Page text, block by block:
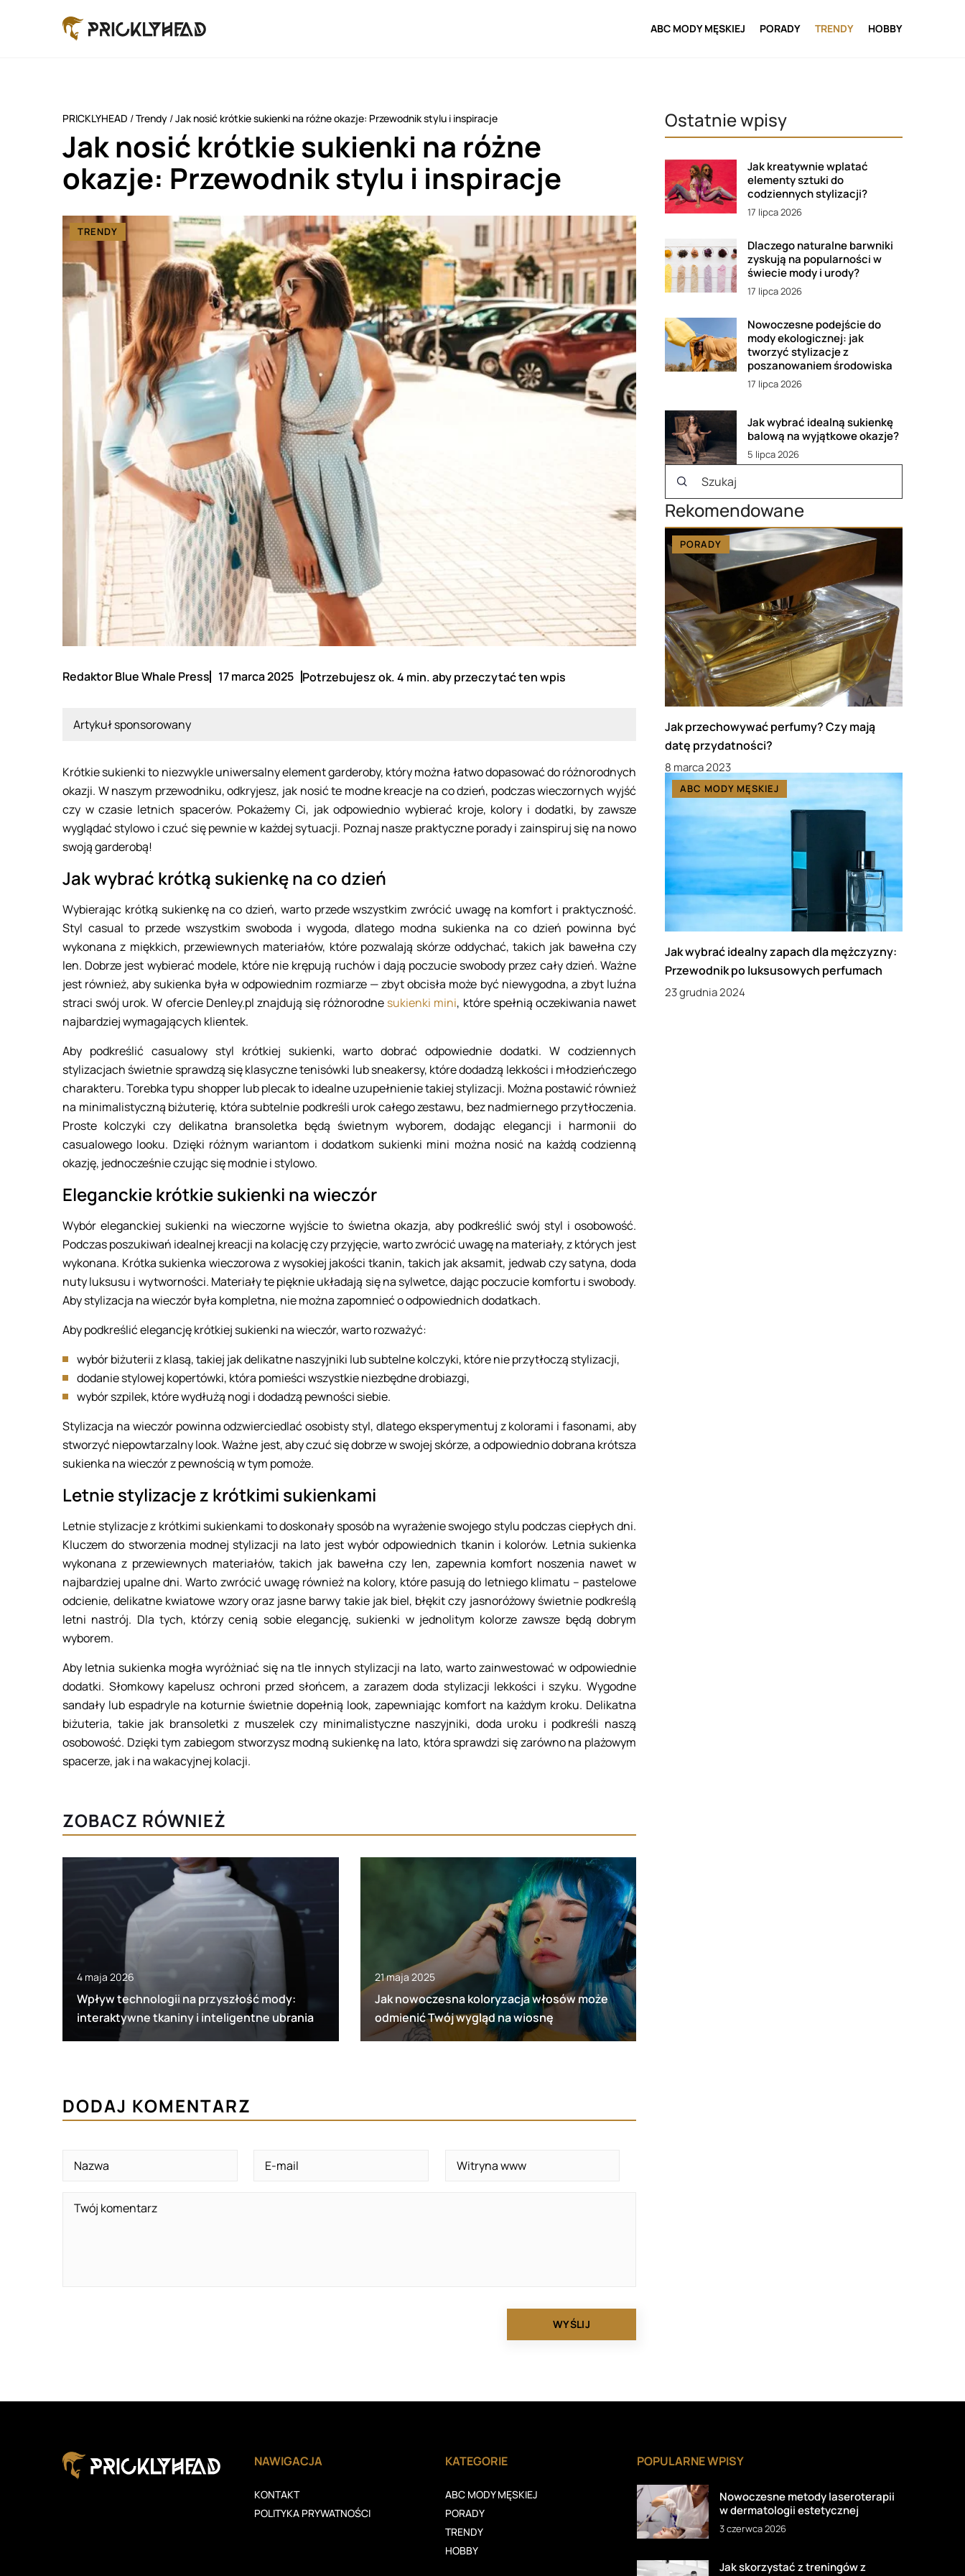
ABC MODY MĘSKIEJ PORADY TRENDY HOBBY
PRICKLYHEAD /Trendy /Jak nosić krótkie sukienki na różne okazje: Przewodnik stylu i inspiracje
Jak nosić krótkie sukienki na różne
okazje: Przewodnik stylu i inspiracje
TRENDY
Redaktor Blue Whale Press 17 marca 2025 Potrzebujesz ok. 4 min. aby przeczytać ten wpis
Artykuł sponsorowany
Krótkie sukienki to niezwykle uniwersalny element garderoby, który można łatwo dopasować do różnorodnych
okazji. W naszym przewodniku, odkryjesz, jak nosić te modne kreacje na co dzień, podczas wieczornych wyjść
czy w czasie letnich spacerów. Pokażemy Ci, jak odpowiednio wybierać kroje, kolory i dodatki, by zawsze
wyglądać stylowo i czuć się pewnie w każdej sytuacji. Poznaj nasze praktyczne porady i zainspiruj się na nowo
swoją garderobą!
Jak wybrać krótką sukienkę na co dzień
Wybierając krótką sukienkę na co dzień, warto przede wszystkim zwrócić uwagę na komfort i praktyczność.
Styl casual to przede wszystkim swoboda i wygoda, dlatego modna sukienka na co dzień powinna być
wykonana z miękkich, przewiewnych materiałów, które pozwalają skórze oddychać, takich jak bawełna czy
len. Dobrze jest wybierać modele, które nie krępują ruchów i dają poczucie swobody przez cały dzień. Ważne
jest również, aby sukienka była w odpowiednim rozmiarze — zbyt obcisła może być niewygodna, a zbyt luźna
straci swój urok. W ofercie Denley.pl znajdują się różnorodne sukienki mini, które spełnią oczekiwania nawet
najbardziej wymagających klientek.
Aby podkreślić casualowy styl krótkiej sukienki, warto dobrać odpowiednie dodatki. W codziennych
stylizacjach świetnie sprawdzą się klasyczne tenisówki lub sneakersy, które dodadzą lekkości i młodzieńczego
charakteru. Torebka typu shopper lub plecak to idealne uzupełnienie takiej stylizacji. Można postawić również
na minimalistyczną biżuterię, która subtelnie podkreśli urok całego zestawu, bez nadmiernego przytłoczenia.
Proste kolczyki czy delikatna bransoletka będą świetnym wyborem, dodając elegancji i harmonii do
casualowego looku. Dzięki różnym wariantom i dodatkom sukienki mini można nosić na każdą codzienną
okazję, jednocześnie czując się modnie i stylowo.
Eleganckie krótkie sukienki na wieczór
Wybór eleganckiej sukienki na wieczorne wyjście to świetna okazja, aby podkreślić swój styl i osobowość.
Podczas poszukiwań idealnej kreacji na kolację czy przyjęcie, warto zwrócić uwagę na materiały, z których jest
wykonana. Krótka sukienka wieczorowa z wysokiej jakości tkanin, takich jak aksamit, jedwab czy satyna, doda
nuty luksusu i wytworności. Materiały te pięknie układają się na sylwetce, dając poczucie komfortu i swobody.
Aby stylizacja na wieczór była kompletna, nie można zapomnieć o odpowiednich dodatkach.
Aby podkreślić elegancję krótkiej sukienki na wieczór, warto rozważyć:
wybór biżuterii z klasą, takiej jak delikatne naszyjniki lub subtelne kolczyki, które nie przytłoczą stylizacji,
dodanie stylowej kopertówki, która pomieści wszystkie niezbędne drobiazgi,
wybór szpilek, które wydłużą nogi i dodadzą pewności siebie.
Stylizacja na wieczór powinna odzwierciedlać osobisty styl, dlatego eksperymentuj z kolorami i fasonami, aby
stworzyć niepowtarzalny look. Ważne jest, aby czuć się dobrze w swojej skórze, a odpowiednio dobrana krótsza
sukienka na wieczór z pewnością w tym pomoże.
Letnie stylizacje z krótkimi sukienkami
Letnie stylizacje z krótkimi sukienkami to doskonały sposób na wyrażenie swojego stylu podczas ciepłych dni.
Kluczem do stworzenia modnej stylizacji na lato jest wybór odpowiednich tkanin i kolorów. Letnia sukienka
wykonana z przewiewnych materiałów, takich jak bawełna czy len, zapewnia komfort noszenia nawet w
najbardziej upalne dni. Warto zwrócić uwagę również na kolory, które pasują do letniego klimatu – pastelowe
odcienie, delikatne kwiatowe wzory oraz jasne barwy takie jak biel, błękit czy jasnoróżowy świetnie podkreślą
letni nastrój. Dla tych, którzy cenią sobie elegancję, sukienki w jednolitym kolorze zawsze będą dobrym
wyborem.
Aby letnia sukienka mogła wyróżniać się na tle innych stylizacji na lato, warto zainwestować w odpowiednie
dodatki. Słomkowy kapelusz ochroni przed słońcem, a zarazem doda stylizacji lekkości i szyku. Wygodne
sandały lub espadryle na koturnie świetnie dopełnią look, zapewniając komfort na każdym kroku. Delikatna
biżuteria, takie jak bransoletki z muszelek czy minimalistyczne naszyjniki, doda uroku i podkreśli naszą
osobowość. Dzięki tym zabiegom stworzysz modną sukienkę na lato, która sprawdzi się zarówno na plażowym
spacerze, jak i na wakacyjnej kolacji.
ZOBACZ RÓWNIEŻ
4 maja 2026
Wpływ technologii na przyszłość mody:
interaktywne tkaniny i inteligentne ubrania
21 maja 2025
Jak nowoczesna koloryzacja włosów może
odmienić Twój wygląd na wiosnę
Ostatnie wpisy
Jak kreatywnie wplatać
elementy sztuki do
codziennych stylizacji?
17 lipca 2026
Dlaczego naturalne barwniki
zyskują na popularności w
świecie mody i urody?
17 lipca 2026
Nowoczesne podejście do
mody ekologicznej: jak
tworzyć stylizacje z
poszanowaniem środowiska
17 lipca 2026
Jak wybrać idealną sukienkę
balową na wyjątkowe okazje?
5 lipca 2026
Rekomendowane
PORADY
Jak przechowywać perfumy? Czy mają
datę przydatności?
8 marca 2023
ABC MODY MĘSKIEJ
Jak wybrać idealny zapach dla mężczyzny:
Przewodnik po luksusowych perfumach
23 grudnia 2024
DODAJ KOMENTARZ
NAWIGACJA
KONTAKT
POLITYKA PRYWATNOŚCI
KATEGORIE
ABC MODY MĘSKIEJ
PORADY
TRENDY
HOBBY
POPULARNE WPISY
Nowoczesne metody laseroterapii
w dermatologii estetycznej
3 czerwca 2026
Jak skorzystać z treningów z